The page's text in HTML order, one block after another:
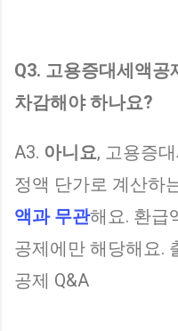
Q3. 고용증대세액
차감해야 하나요?
A3. 아니요, 고용증
정액 단가로 계산하
액과 무관해요. 환급
공제에만 해당해요.
공제 Q&A